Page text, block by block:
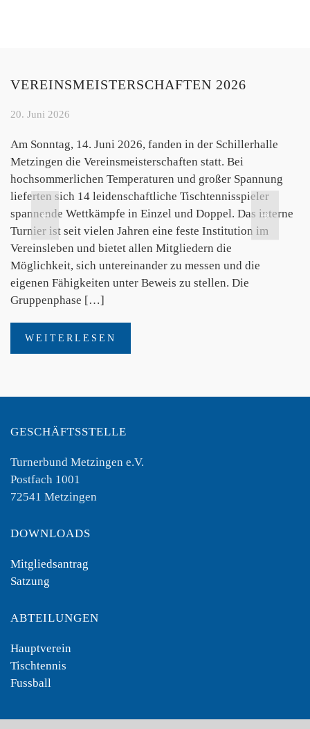
VEREINSMEISTERSCHAFTEN 2026
20. Juni 2026
Am Sonntag, 14. Juni 2026, fanden in der Schillerhalle
Metzingen die Vereinsmeisterschaften statt. Bei
hochsommerlichen Temperaturen und großer Spannung
lieferten sich 14 leidenschaftliche Tischtennisspieler
spannende Wettkämpfe in Einzel und Doppel. Das interne
Turnier ist seit vielen Jahren eine feste Institution im
Vereinsleben und bietet allen Mitgliedern die
Möglichkeit, sich untereinander zu messen und die
eigenen Fähigkeiten unter Beweis zu stellen. Die
Gruppenphase […]
WEITERLESEN
GESCHÄFTSSTELLE
Turnerbund Metzingen e.V.
Postfach 1001
72541 Metzingen
DOWNLOADS
Mitgliedsantrag
Satzung
ABTEILUNGEN
Hauptverein
Tischtennis
Fussball